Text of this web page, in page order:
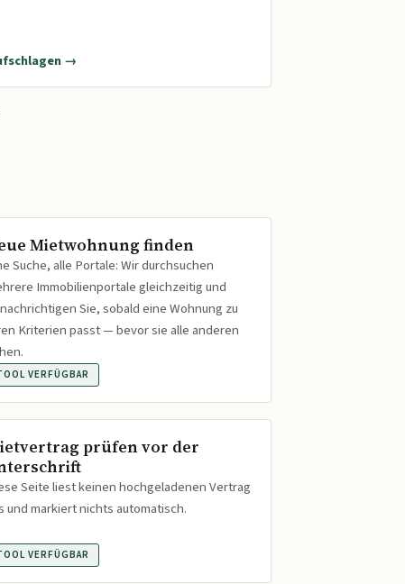
→
Mietwohnung finden
Suche, alle Portale: Wir durchsuchen
Immobilienportale gleichzeitig und
Sie, sobald eine Wohnung zu
Kriterien passt — bevor sie alle anderen
VERFÜGBAR
prüfen vor der
Seite liest keinen hochgeladenen Vertrag
und markiert nichts automatisch.
VERFÜGBAR